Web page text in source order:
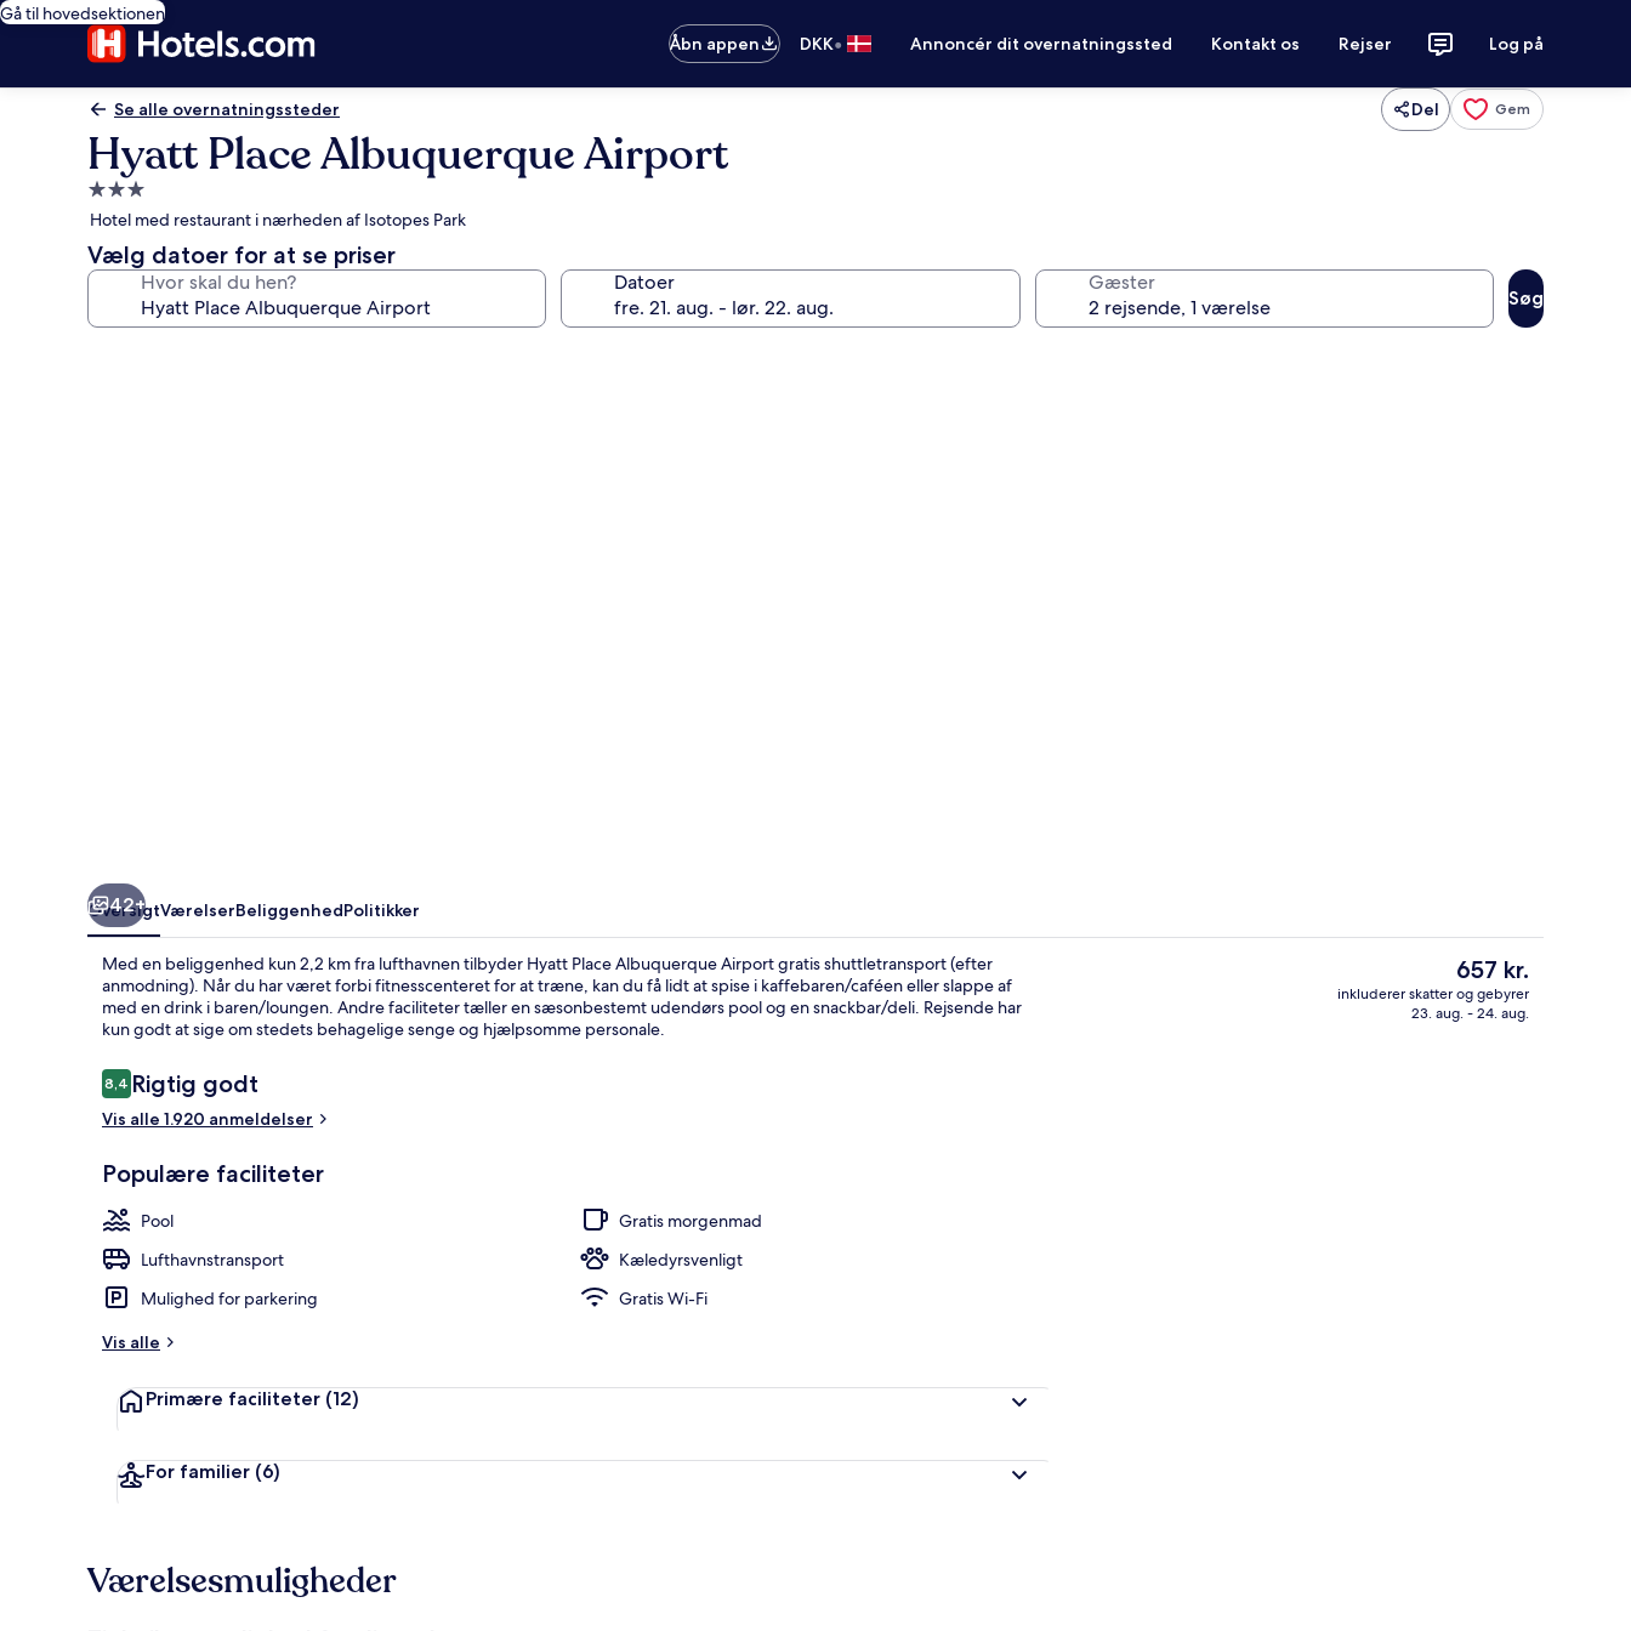
Gå til hovedsektionen
Åbn appen
DKK• Annoncér dit overnatningssted Kontakt os Rejser Log på
Se alle overnatningssteder Del Gem
Hyatt Place Albuquerque Airport
3.0-
stjernet
overnatningssted
Hotel med restaurant i nærheden af Isotopes Park
Vælg datoer for at se priser
Hvor skal du hen? Datoer Gæster
Søg
42+
OversigtVærelserBeliggenhedPolitikker
Med en beliggenhed kun 2,2 km fra lufthavnen tilbyder Hyatt Place Albuquerque Airport gratis shuttletransport (efter
anmodning). Når du har været forbi fitnesscenteret for at træne, kan du få lidt at spise i kaffebaren/caféen eller slappe af
med en drink i baren/loungen. Andre faciliteter tæller en sæsonbestemt udendørs pool og en snackbar/deli. Rejsende har
kun godt at sige om stedets behagelige senge og hjælpsomme personale.
Anmeldelser
8,48,4 ud af 10.
Rigtig godt
Vis alle 1.920 anmeldelser
Populære faciliteter
Pool
Gratis morgenmad
Lufthavnstransport
Kæledyrsvenligt
Mulighed for parkering
Gratis Wi-Fi
Vis alle
Primære faciliteter (12)
For familier (6)
Den
nuværende
pris
657 kr.
inkluderer skatter og gebyrer
23. aug. - 24. aug.
Værelsesmuligheder